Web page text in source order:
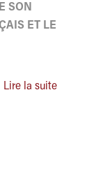
SON
ET LE
Lire la suite